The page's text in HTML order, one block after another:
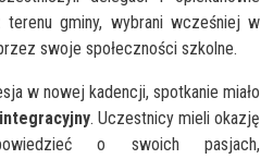
gminy, wybrani wcześniej w
swoje społeczności szkolne.
w nowej kadencji, spotkanie miało
integracyjny. Uczestnicy mieli okazję
o swoich pasjach,